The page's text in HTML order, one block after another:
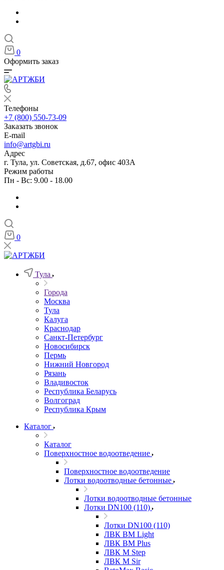
0
Оформить заказ
Телефоны
+7 (800) 550-73-09
Заказать звонок
E-mail
info@artgbi.ru
Адрес
г. Тула, ул. Советская, д.67, офис 403А
Режим работы
Пн - Вс: 9.00 - 18.00
0
Тула
Города
Москва
Тула
Калуга
Краснодар
Санкт-Петербург
Новосибирск
Пермь
Нижний Новгород
Рязань
Владивосток
Республика Беларусь
Волгоград
Республика Крым
Каталог
Каталог
Поверхностное водоотведение
Поверхностное водоотведение
Лотки водоотводные бетонные
Лотки водоотводные бетонные
Лотки DN100 (110)
Лотки DN100 (110)
ЛВК ВМ Light
ЛВК ВМ Plus
ЛВК М Step
ЛВК М Sir